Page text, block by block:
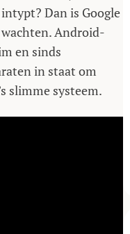
Dan is Google
Android-
en sinds
in staat om
slimme systeem.